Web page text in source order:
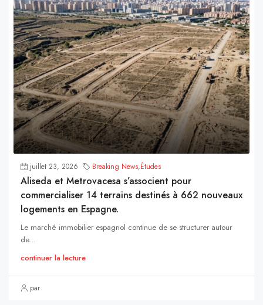
juillet 23, 2026 Breaking News,Études
Aliseda et Metrovacesa s’associent pour
commercialiser 14 terrains destinés à 662 nouveaux
logements en Espagne.
Le marché immobilier espagnol continue de se structurer autour
de...
continuer la lecture
par